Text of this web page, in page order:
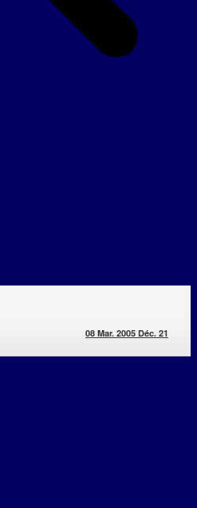
08 Mar. 2005 Déc. 21